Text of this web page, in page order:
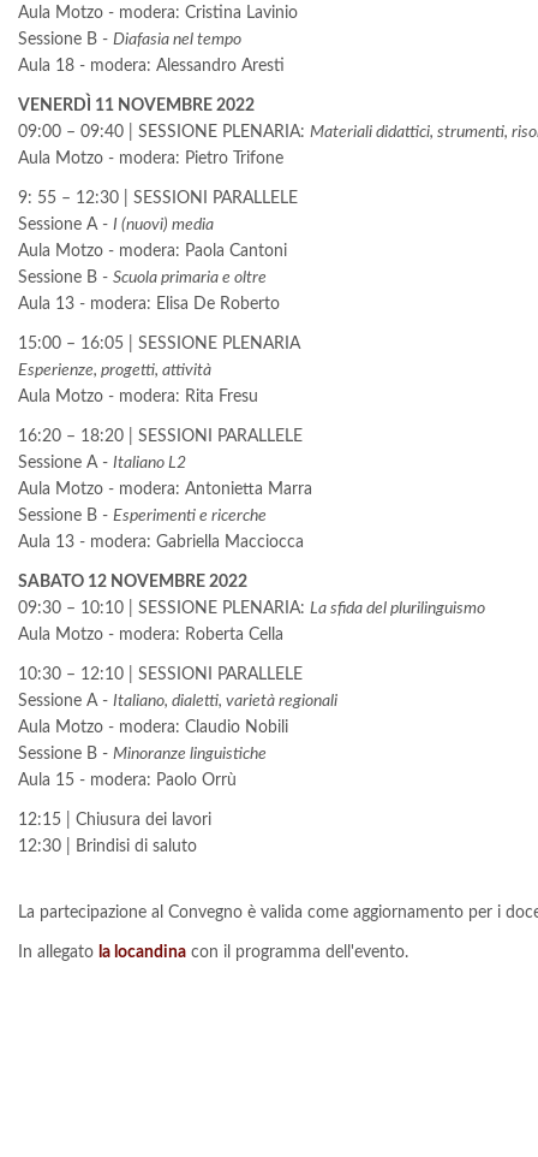
Aula Motzo - modera: Cristina Lavinio
Sessione B - Diafasia nel tempo
Aula 18 - modera: Alessandro Aresti
VENERDÌ 11 NOVEMBRE 2022
09:00 – 09:40 | SESSIONE PLENARIA: Materiali didattici, strumenti,
Aula Motzo - modera: Pietro Trifone
9: 55 – 12:30 | SESSIONI PARALLELE
Sessione A - I (nuovi) media
Aula Motzo - modera: Paola Cantoni
Sessione B - Scuola primaria e oltre
Aula 13 - modera: Elisa De Roberto
15:00 – 16:05 | SESSIONE PLENARIA
Esperienze, progetti, attività
Aula Motzo - modera: Rita Fresu
16:20 – 18:20 | SESSIONI PARALLELE
Sessione A - Italiano L2
Aula Motzo - modera: Antonietta Marra
Sessione B - Esperimenti e ricerche
Aula 13 - modera: Gabriella Macciocca
SABATO 12 NOVEMBRE 2022
09:30 – 10:10 | SESSIONE PLENARIA: La sfida del plurilinguismo
Aula Motzo - modera: Roberta Cella
10:30 – 12:10 | SESSIONI PARALLELE
Sessione A - Italiano, dialetti, varietà regionali
Aula Motzo - modera: Claudio Nobili
Sessione B - Minoranze linguistiche
Aula 15 - modera: Paolo Orrù
12:15 | Chiusura dei lavori
12:30 | Brindisi di saluto
La partecipazione al Convegno è valida come aggiornamento per i
In allegato la locandina con il programma dell'evento.